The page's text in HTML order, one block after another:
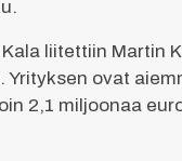
liitettiin Martin
ovat
2,1 miljoonaa